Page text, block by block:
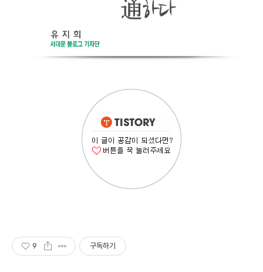
9 구독하기